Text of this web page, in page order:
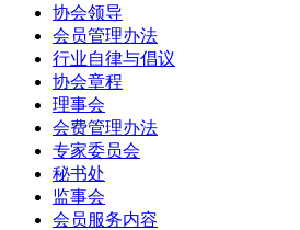
协会领导
会员管理办法
行业自律与倡议
协会章程
理事会
会费管理办法
专家委员会
秘书处
监事会
会员服务内容